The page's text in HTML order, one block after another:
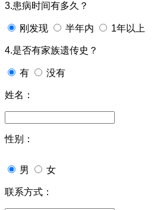
3.患病时间有多久？
刚发现 半年内 1年以上
4.是否有家族遗传史？
有 没有
姓名：
性别：
男 女
联系方式：